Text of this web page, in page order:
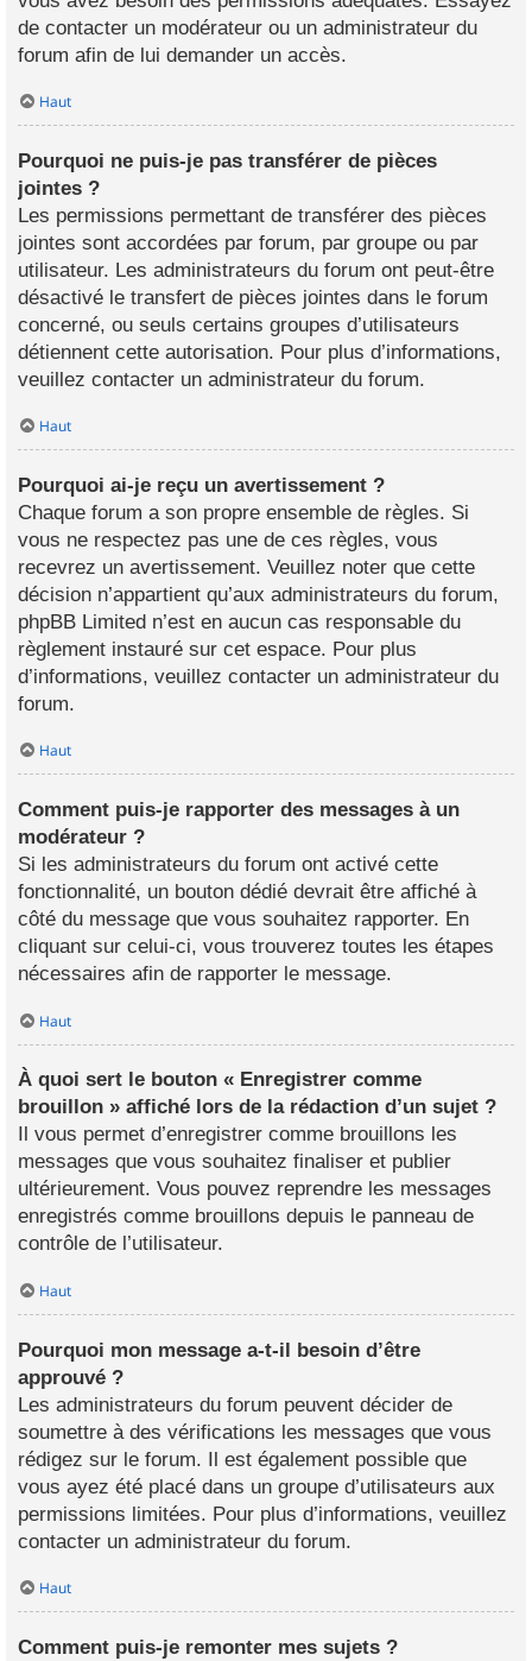
de contacter un modérateur ou un administrateur du
forum afin de lui demander un accès.
Haut
Pourquoi ne puis-je pas transférer de pièces
jointes ?
Les permissions permettant de transférer des pièces
jointes sont accordées par forum, par groupe ou par
utilisateur. Les administrateurs du forum ont peut-être
désactivé le transfert de pièces jointes dans le forum
concerné, ou seuls certains groupes d’utilisateurs
détiennent cette autorisation. Pour plus d’informations,
veuillez contacter un administrateur du forum.
Haut
Pourquoi ai-je reçu un avertissement ?
Chaque forum a son propre ensemble de règles. Si
vous ne respectez pas une de ces règles, vous
recevrez un avertissement. Veuillez noter que cette
décision n’appartient qu’aux administrateurs du forum,
phpBB Limited n’est en aucun cas responsable du
règlement instauré sur cet espace. Pour plus
d’informations, veuillez contacter un administrateur du
forum.
Haut
Comment puis-je rapporter des messages à un
modérateur ?
Si les administrateurs du forum ont activé cette
fonctionnalité, un bouton dédié devrait être affiché à
côté du message que vous souhaitez rapporter. En
cliquant sur celui-ci, vous trouverez toutes les étapes
nécessaires afin de rapporter le message.
Haut
À quoi sert le bouton « Enregistrer comme
brouillon » affiché lors de la rédaction d’un sujet ?
Il vous permet d’enregistrer comme brouillons les
messages que vous souhaitez finaliser et publier
ultérieurement. Vous pouvez reprendre les messages
enregistrés comme brouillons depuis le panneau de
contrôle de l’utilisateur.
Haut
Pourquoi mon message a-t-il besoin d’être
approuvé ?
Les administrateurs du forum peuvent décider de
soumettre à des vérifications les messages que vous
rédigez sur le forum. Il est également possible que
vous ayez été placé dans un groupe d’utilisateurs aux
permissions limitées. Pour plus d’informations, veuillez
contacter un administrateur du forum.
Haut
Comment puis-je remonter mes sujets ?